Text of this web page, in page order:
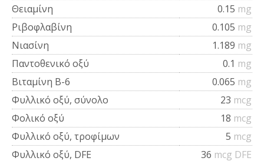
Θειαμίνη
0.15 mg
Ριβοφλαβίνη
0.105 mg
Νιασίνη
1.189 mg
Παντοθενικό οξύ
0.1 mg
Βιταμίνη Β-6
0.065 mg
Φυλλικό οξύ, σύνολο
23 mcg
Φολικό οξύ
18 mcg
Φυλλικό οξύ, τροφίμων
5 mcg
Φυλλικό οξύ, DFE
36 mcg DFE